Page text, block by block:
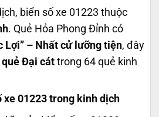
biển số xe 01223 thuộc
. Quẻ Hỏa Phong Đỉnh có
Lợi” – Nhất cử lưỡng tiện, đây
quẻ Đại cát trong 64 quẻ kinh
xe 01223 trong kinh dịch